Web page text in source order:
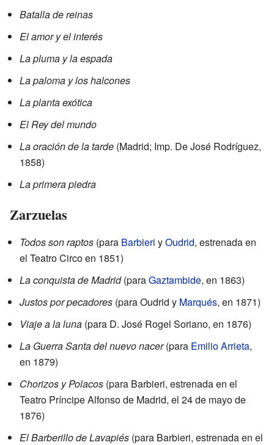
Batalla de reinas
El amor y el interés
La pluma y la espada
La paloma y los halcones
La planta exótica
El Rey del mundo
La oración de la tarde (Madrid; Imp. De José Rodríguez,
1858)
La primera piedra
Zarzuelas
Todos son raptos (para Barbieri yOudrid, estrenada en
el Teatro Circo en 1851)
La conquista de Madrid(paraGaztambide, en 1863)
Justos por pecadores (para Oudrid y Marqués, en 1871)
Viaje a la luna (para D. José Rogel Soriano, en 1876)
La Guerra Santa del nuevo nacer(para Emilio Arrieta,
en 1879)
Chorizos y Polacos (para Barbieri, estrenada en el
Teatro Príncipe Alfonso de Madrid, el 24 de mayo de
1876)
El Barberillo de Lavapiés (para Barbieri, estrenada en el